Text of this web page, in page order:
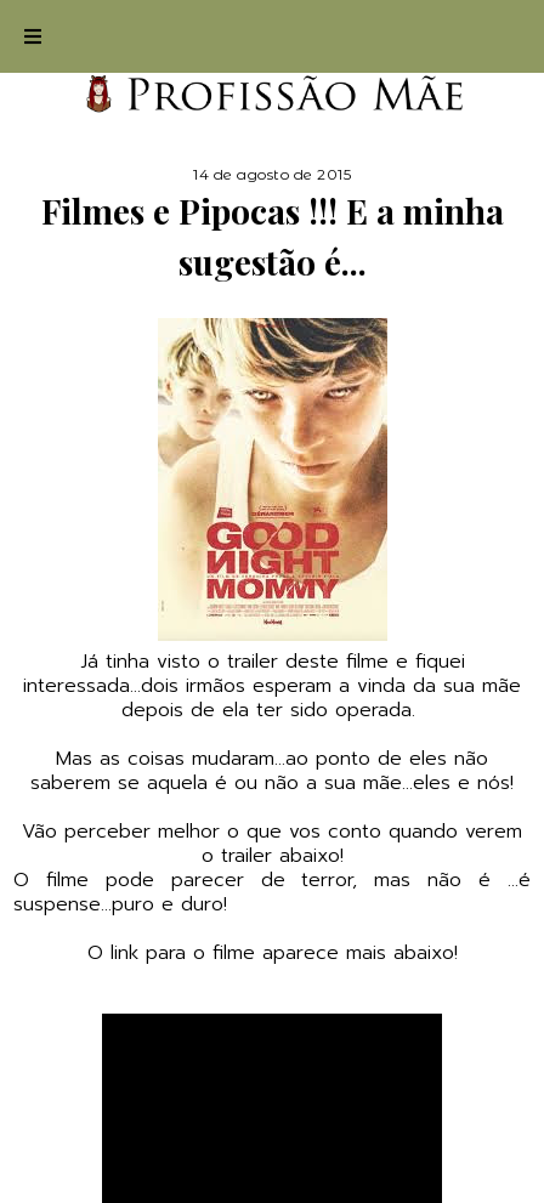
14 de agosto de 2015
Filmes e Pipocas !!! E a minha
sugestão é...
Já tinha visto o trailer deste filme e fiquei
interessada...dois irmãos esperam a vinda da sua mãe
depois de ela ter sido operada.
Mas as coisas mudaram...ao ponto de eles não
saberem se aquela é ou não a sua mãe...eles e nós!
Vão perceber melhor o que vos conto quando verem
o trailer abaixo!
O filme pode parecer de terror, mas não é ...é
suspense...puro e duro!
O link para o filme aparece mais abaixo!